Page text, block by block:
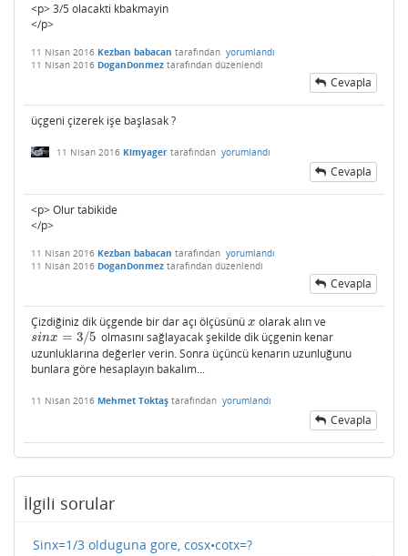
<p> 3/5 olacakti kbakmayin
</p>
11 Nisan 2016 Kezban babacan tarafından yorumlandı
11 Nisan 2016 DoganDonmez tarafından düzenlendi
Cevapla
üçgeni çizerek işe başlasak ?
11 Nisan 2016 Kimyager tarafından yorumlandı
Cevapla
<p> Olur tabikide
</p>
11 Nisan 2016 Kezban babacan tarafından yorumlandı
11 Nisan 2016 DoganDonmez tarafından düzenlendi
Cevapla
Çizdiğiniz dik üçgende bir dar açı ölçüsünü x
x olarak alın ve
sinx = 3/5
sinx= 3/5
olmasını sağlayacak şekilde dik üçgenin kenar
uzunluklarına değerler verin. Sonra üçüncü kenarın uzunluğunu
bunlara göre hesaplayın bakalım...
11 Nisan 2016 Mehmet Toktaş tarafından yorumlandı
Cevapla
İlgili sorular
Sinx=1/3 olduguna gore, cosx•cotx=?